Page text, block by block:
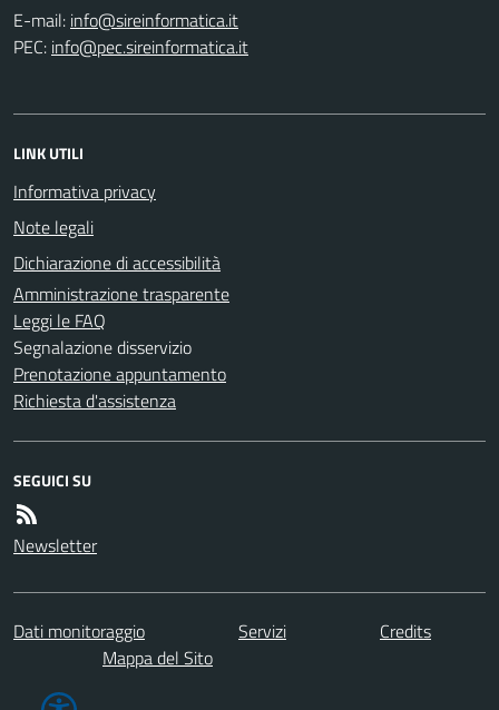
E-mail:
PEC:
LINK UTILI
Informativa privacy
Note legali
Dichiarazione di accessibilità
Amministrazione trasparente
Leggi le FAQ
Segnalazione disservizio
Prenotazione appuntamento
Richiesta d'assistenza
SEGUICI SU
Newsletter
Dati monitoraggio Servizi
Credits
Mappa del Sito